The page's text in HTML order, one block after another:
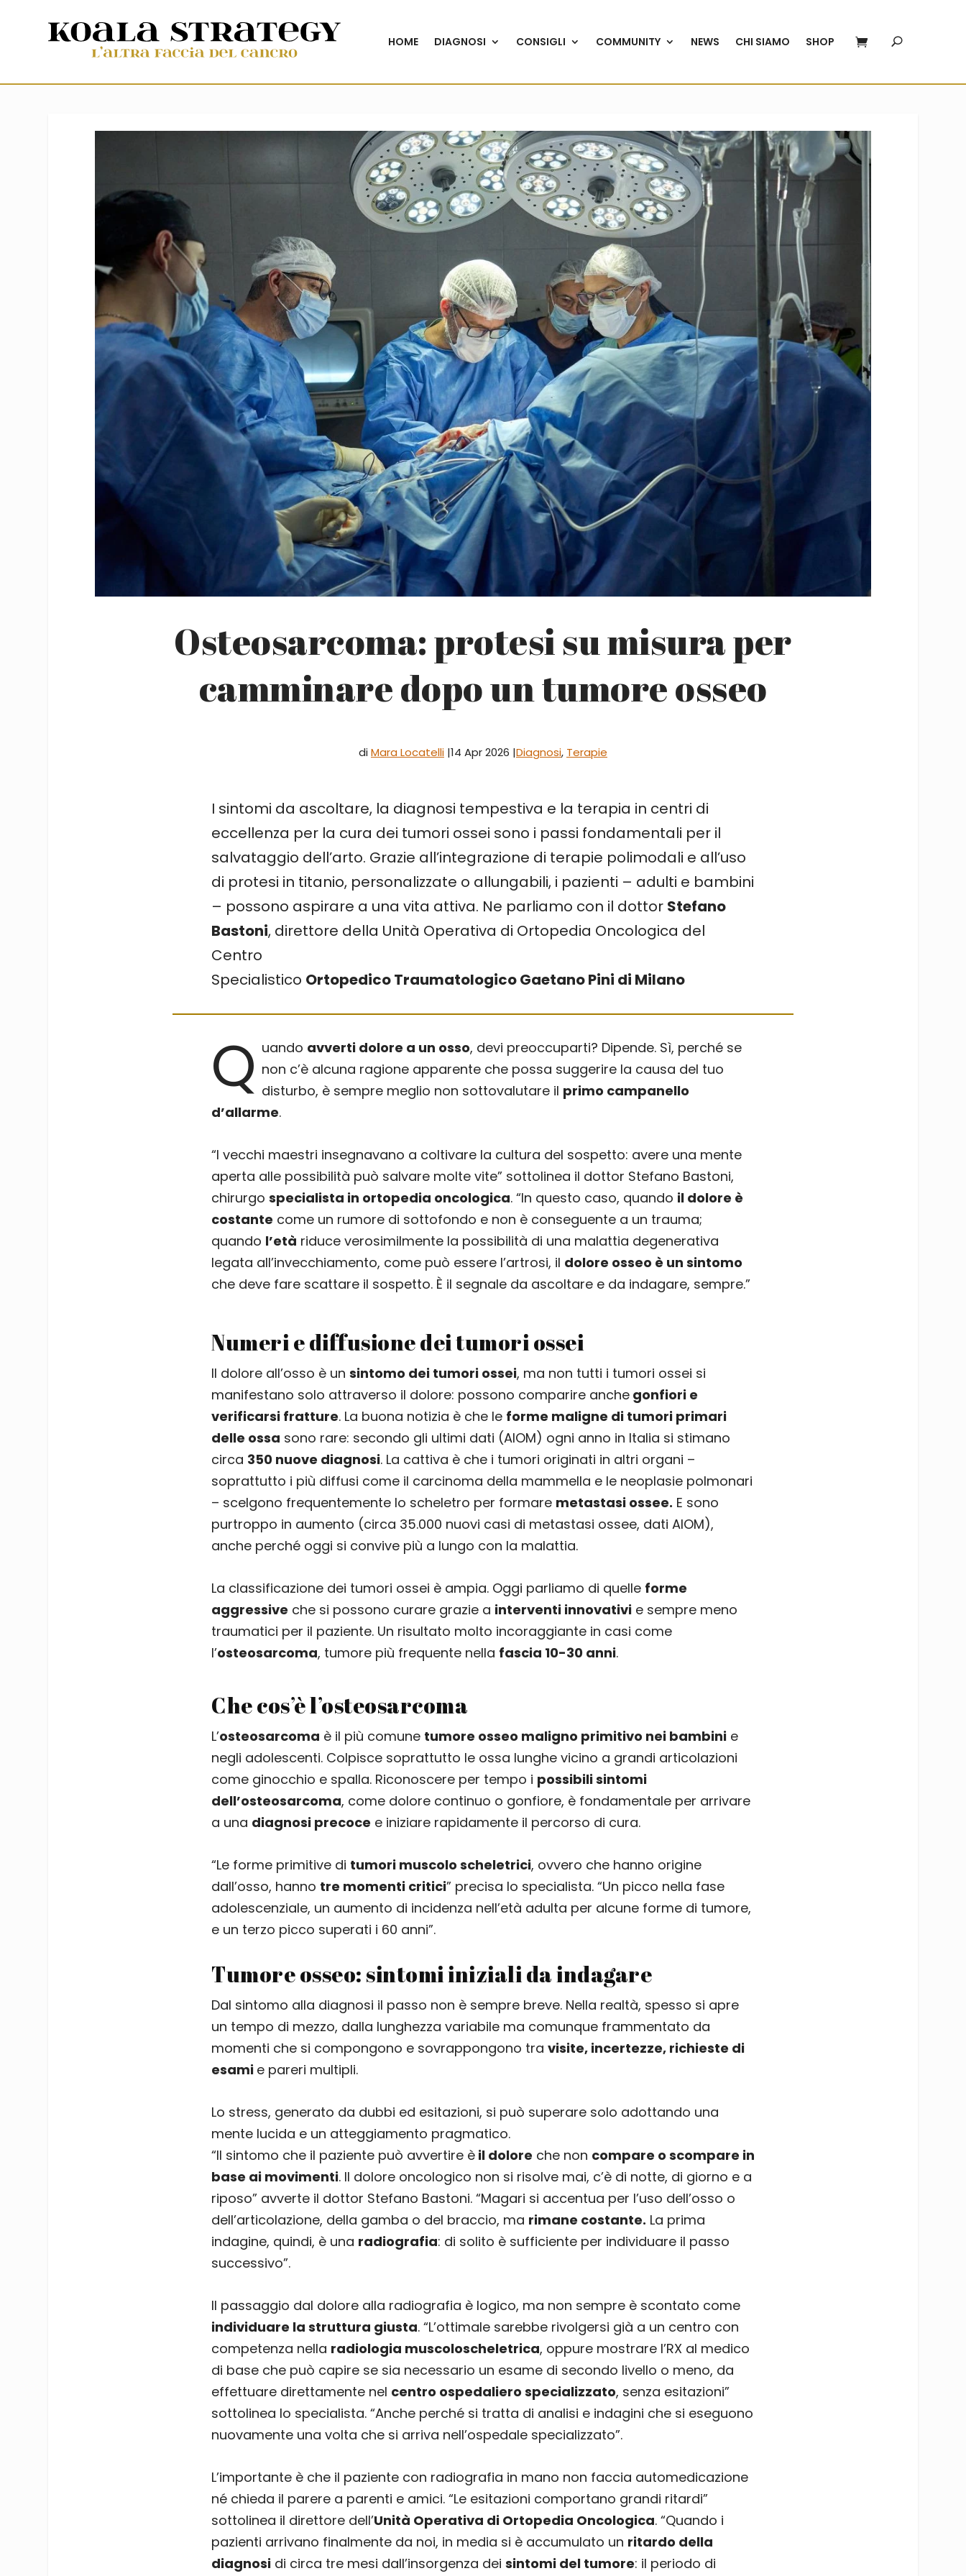
HOME DIAGNOSI CONSIGLI COMMUNITY NEWS CHI SIAMO SHOP
Osteosarcoma: protesi su misura per
camminare dopo un tumore osseo
diMara Locatelli |14 Apr 2026 |Diagnosi, Terapie
I sintomi da ascoltare, la diagnosi tempestiva e la terapia in centri di
eccellenza per la cura dei tumori ossei sono i passi fondamentali per il
salvataggio dell’arto. Grazie all’integrazione di terapie polimodali e all’uso
di protesi in titanio, personalizzate o allungabili, i pazienti – adulti e bambini
– possono aspirare a una vita attiva. Ne parliamo con il dottor Stefano
Bastoni, direttore della Unità Operativa di Ortopedia Oncologica del
Centro
Specialistico Ortopedico Traumatologico Gaetano Pini di Milano
Q uando avverti dolore a un osso, devi preoccuparti? Dipende. Sì, perché se
non c’è alcuna ragione apparente che possa suggerire la causa del tuo
disturbo, è sempre meglio non sottovalutare il primo campanello
d’allarme.
“I vecchi maestri insegnavano a coltivare la cultura del sospetto: avere una mente
aperta alle possibilità può salvare molte vite” sottolinea il dottor Stefano Bastoni,
chirurgo specialista in ortopedia oncologica. “In questo caso, quando il dolore è
costante come un rumore di sottofondo e non è conseguente a un trauma;
quando l’età riduce verosimilmente la possibilità di una malattia degenerativa
legata all’invecchiamento, come può essere l’artrosi, il dolore osseo è un sintomo
che deve fare scattare il sospetto. È il segnale da ascoltare e da indagare, sempre.”
Numeri e diffusione dei tumori ossei
Il dolore all’osso è un sintomo dei tumori ossei, ma non tutti i tumori ossei si
manifestano solo attraverso il dolore: possono comparire anche gonfiori e
verificarsi fratture. La buona notizia è che le forme maligne di tumori primari
delle ossa sono rare: secondo gli ultimi dati (AIOM) ogni anno in Italia si stimano
circa 350 nuove diagnosi. La cattiva è che i tumori originati in altri organi –
soprattutto i più diffusi come il carcinoma della mammella e le neoplasie polmonari
– scelgono frequentemente lo scheletro per formare metastasi ossee. E sono
purtroppo in aumento (circa 35.000 nuovi casi di metastasi ossee, dati AIOM),
anche perché oggi si convive più a lungo con la malattia.
La classificazione dei tumori ossei è ampia. Oggi parliamo di quelle forme
aggressive che si possono curare grazie a interventi innovativi e sempre meno
traumatici per il paziente. Un risultato molto incoraggiante in casi come
l’osteosarcoma, tumore più frequente nella fascia 10-30 anni.
Che cos’è l’osteosarcoma
L’osteosarcoma è il più comune tumore osseo maligno primitivo nei bambini e
negli adolescenti. Colpisce soprattutto le ossa lunghe vicino a grandi articolazioni
come ginocchio e spalla. Riconoscere per tempo i possibili sintomi
dell’osteosarcoma, come dolore continuo o gonfiore, è fondamentale per arrivare
a una diagnosi precoce e iniziare rapidamente il percorso di cura.
“Le forme primitive di tumori muscolo scheletrici, ovvero che hanno origine
dall’osso, hanno tre momenti critici” precisa lo specialista. “Un picco nella fase
adolescenziale, un aumento di incidenza nell’età adulta per alcune forme di tumore,
e un terzo picco superati i 60 anni”.
Tumore osseo: sintomi iniziali da indagare
Dal sintomo alla diagnosi il passo non è sempre breve. Nella realtà, spesso si apre
un tempo di mezzo, dalla lunghezza variabile ma comunque frammentato da
momenti che si compongono e sovrappongono tra visite, incertezze, richieste di
esami e pareri multipli.
Lo stress, generato da dubbi ed esitazioni, si può superare solo adottando una
mente lucida e un atteggiamento pragmatico.
“Il sintomo che il paziente può avvertire è il dolore che non compare o scompare in
base ai movimenti. Il dolore oncologico non si risolve mai, c’è di notte, di giorno e a
riposo” avverte il dottor Stefano Bastoni. “Magari si accentua per l’uso dell’osso o
dell’articolazione, della gamba o del braccio, ma rimane costante. La prima
indagine, quindi, è una radiografia: di solito è sufficiente per individuare il passo
successivo”.
Il passaggio dal dolore alla radiografia è logico, ma non sempre è scontato come
individuare la struttura giusta. “L’ottimale sarebbe rivolgersi già a un centro con
competenza nella radiologia muscoloscheletrica, oppure mostrare l’RX al medico
di base che può capire se sia necessario un esame di secondo livello o meno, da
effettuare direttamente nel centro ospedaliero specializzato, senza esitazioni”
sottolinea lo specialista. “Anche perché si tratta di analisi e indagini che si eseguono
nuovamente una volta che si arriva nell’ospedale specializzato”.
L’importante è che il paziente con radiografia in mano non faccia automedicazione
né chieda il parere a parenti e amici. “Le esitazioni comportano grandi ritardi”
sottolinea il direttore dell’Unità Operativa di Ortopedia Oncologica. “Quando i
pazienti arrivano finalmente da noi, in media si è accumulato un ritardo della
diagnosi di circa tre mesi dall’insorgenza dei sintomi del tumore: il periodo di